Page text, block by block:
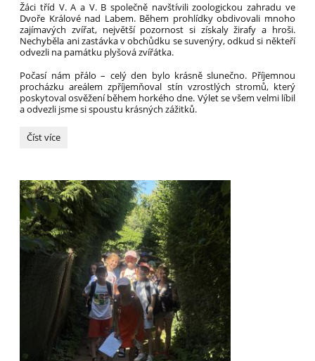
Žáci tříd V. A a V. B společně navštívili zoologickou zahradu ve
Dvoře Králové nad Labem. Během prohlídky obdivovali mnoho
zajímavých zvířat, největší pozornost si získaly žirafy a hroši.
Nechyběla ani zastávka v obchůdku se suvenýry, odkud si někteří
odvezli na památku plyšová zvířátka.
Počasí nám přálo – celý den bylo krásně slunečno. Příjemnou
procházku areálem zpříjemňoval stín vzrostlých stromů, který
poskytoval osvěžení během horkého dne. Výlet se všem velmi líbil
a odvezli jsme si spoustu krásných zážitků.
Výlet
Králové
nad
Labem:
Číst více